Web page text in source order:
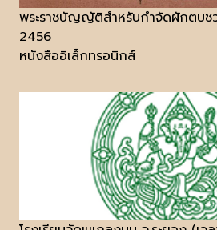
พระราชบัญญัติสำหรับกำจัดผักตบช
2456
หนังสืออิเล็กทรอนิกส์